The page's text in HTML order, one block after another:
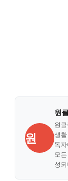
원
원
원
생
독
모
성